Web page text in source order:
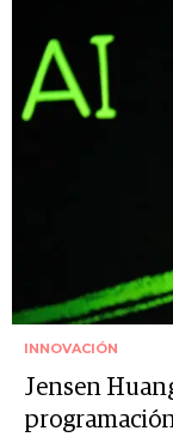
INNOVACIÓN
Jensen